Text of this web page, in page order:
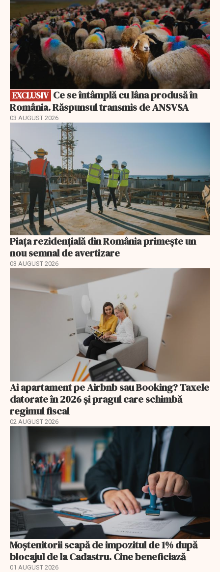
EXCLUSIV
România. Răspunsul transmis de ANSVSA
03 AUGUST 2026
Piața rezidențială din România primește un
nou semnal de avertizare
03 AUGUST 2026
Ai apartament pe Airbnb sau Booking? Taxele
datorate în 2026 și pragul care schimbă
regimul fiscal
02 AUGUST 2026
Moștenitorii scapă de impozitul de 1% după
blocajul de la Cadastru. Cine beneficiază
01 AUGUST 2026